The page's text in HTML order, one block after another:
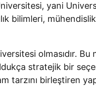
yani
bilimleri,
olmasıdır. Bu
stratejik bir
birleştiren